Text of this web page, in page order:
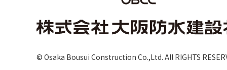
© Osaka Bousui Construction Co.,Ltd. All RIGHTS